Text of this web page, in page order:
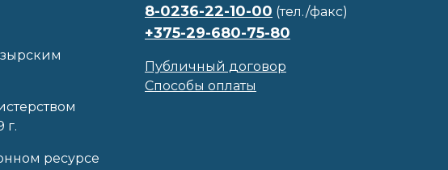
г.
ресурсе
8-0236-22-10-00 (тел./факс)
+375-29-680-75-80
Публичный договор
Способы оплаты